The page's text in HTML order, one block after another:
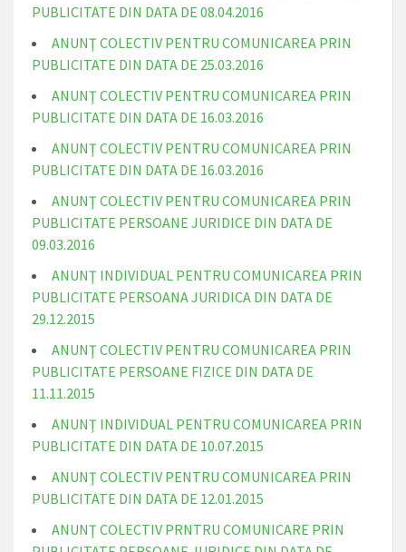
PUBLICITATE DIN DATA DE 08.04.2016
ANUNŢ COLECTIV PENTRU COMUNICAREA PRIN
PUBLICITATE DIN DATA DE 25.03.2016
ANUNŢ COLECTIV PENTRU COMUNICAREA PRIN
PUBLICITATE DIN DATA DE 16.03.2016
ANUNŢ COLECTIV PENTRU COMUNICAREA PRIN
PUBLICITATE DIN DATA DE 16.03.2016
ANUNŢ COLECTIV PENTRU COMUNICAREA PRIN
PUBLICITATE PERSOANE JURIDICE DIN DATA DE
09.03.2016
ANUNŢ INDIVIDUAL PENTRU COMUNICAREA PRIN
PUBLICITATE PERSOANA JURIDICA DIN DATA DE
29.12.2015
ANUNŢ COLECTIV PENTRU COMUNICAREA PRIN
PUBLICITATE PERSOANE FIZICE DIN DATA DE
11.11.2015
ANUNŢ INDIVIDUAL PENTRU COMUNICAREA PRIN
PUBLICITATE DIN DATA DE 10.07.2015
ANUNŢ COLECTIV PENTRU COMUNICAREA PRIN
PUBLICITATE DIN DATA DE 12.01.2015
ANUNŢ COLECTIV PRNTRU COMUNICARE PRIN